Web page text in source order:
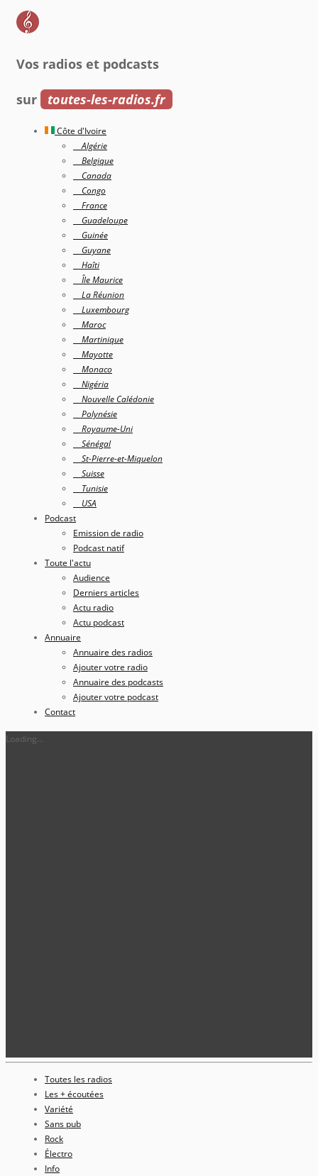
Vos radios et podcasts
sur toutes-les-radios.fr
Côte d'Ivoire
Algérie
Belgique
Canada
Congo
France
Guadeloupe
Guinée
Guyane
Haîti
Île Maurice
La Réunion
Luxembourg
Maroc
Martinique
Mayotte
Monaco
Nigéria
Nouvelle Calédonie
Polynésie
Royaume-Uni
Sénégal
St-Pierre-et-Miquelon
Suisse
Tunisie
USA
Podcast
Emission de radio
Podcast natif
Toute l'actu
Audience
Derniers articles
Actu radio
Actu podcast
Annuaire
Annuaire des radios
Ajouter votre radio
Annuaire des podcasts
Ajouter votre podcast
Contact
Loading...
Toutes les radios
Les + écoutées
Variété
Sans pub
Rock
Électro
Info